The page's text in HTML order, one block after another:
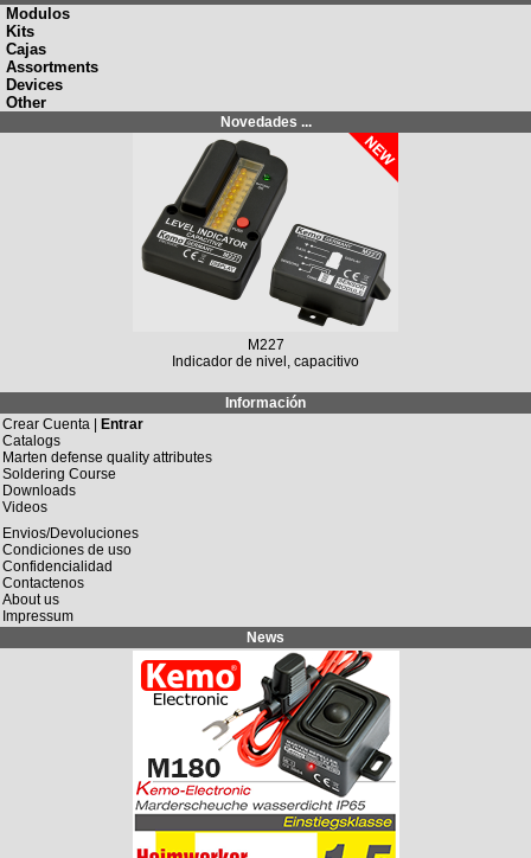
Modulos
Kits
Cajas
Assortments
Devices
Other
Novedades ...
M227
Indicador de nivel, capacitivo
Información
Crear Cuenta | Entrar
Catalogs
Marten defense quality attributes
Soldering Course
Downloads
Videos
Envios/Devoluciones
Condiciones de uso
Confidencialidad
Contactenos
About us
Impressum
News